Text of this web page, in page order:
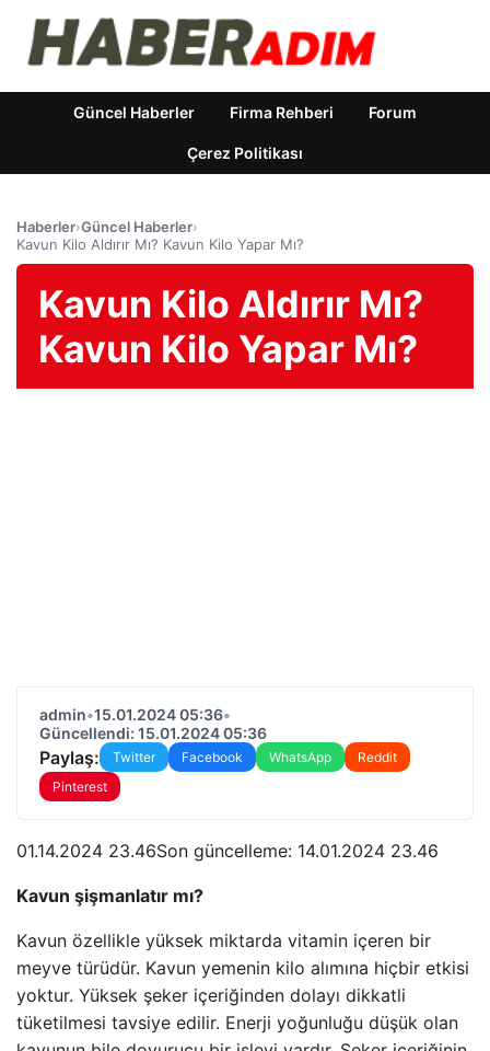
Güncel Haberler Firma Rehberi Forum
Çerez Politikası
Haberler›Güncel Haberler›
Kavun Kilo Aldırır Mı? Kavun Kilo Yapar Mı?
Kavun Kilo Aldırır Mı?
Kavun Kilo Yapar Mı?
admin•15.01.2024 05:36•
Güncellendi: 15.01.2024 05:36
Paylaş: Twitter Facebook WhatsApp
Reddit
Pinterest
01.14.2024 23.46Son güncelleme: 14.01.2024 23.46
Kavun şişmanlatır mı?
Kavun özellikle yüksek miktarda vitamin içeren bir
meyve türüdür. Kavun yemenin kilo alımına hiçbir etkisi
yoktur. Yüksek şeker içeriğinden dolayı dikkatli
tüketilmesi tavsiye edilir. Enerji yoğunluğu düşük olan